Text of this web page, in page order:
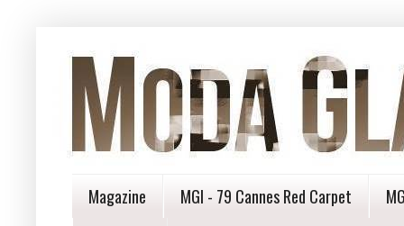
Magazine MGI - 79 Cannes Red Carpet